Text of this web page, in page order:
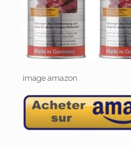
image amazon